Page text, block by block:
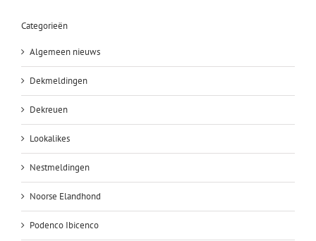
Categorieën
Algemeen nieuws
Dekmeldingen
Dekreuen
Lookalikes
Nestmeldingen
Noorse Elandhond
Podenco Ibicenco